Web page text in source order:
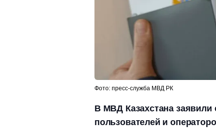
Фото: пресс-служба МВД РК
В МВД Казахстана
пользователей и